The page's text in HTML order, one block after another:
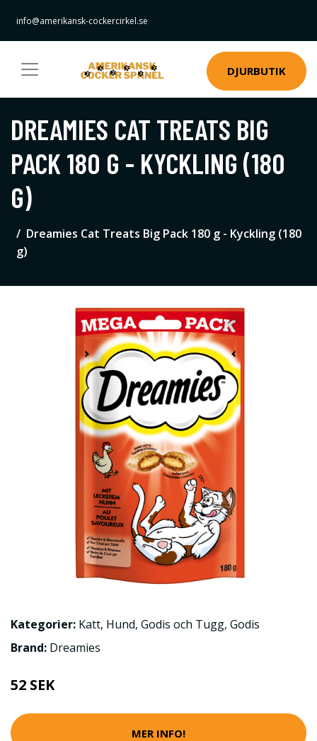
info@amerikansk-cockercirkel.se
DJURBUTIK
DREAMIES CAT TREATS BIG
PACK 180 G - KYCKLING (180
G)
Dreamies Cat Treats Big Pack 180 g - Kyckling (180
g)
Kategorier: Katt, Hund, Godis och Tugg, Godis
Brand: Dreamies
52 SEK
MER INFO!